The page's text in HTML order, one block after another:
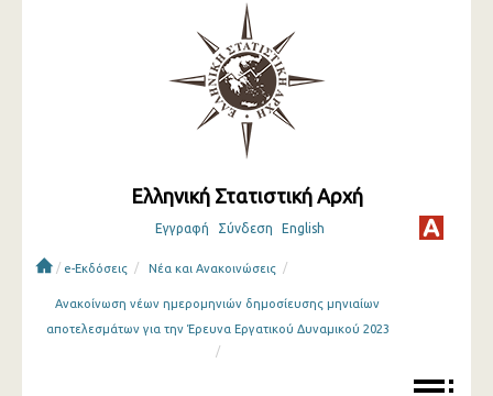
Ελληνική Στατιστική Αρχή
Εγγραφή Σύνδεση English
/ e-Εκδόσεις / Νέα και Ανακοινώσεις /
Ανακοίνωση νέων ημερομηνιών δημοσίευσης μηνιαίων
αποτελεσμάτων για την Έρευνα Εργατικού Δυναμικού 2023
/